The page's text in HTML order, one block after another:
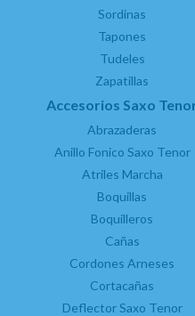
Sordinas
Tapones
Tudeles
Zapatillas
Accesorios Saxo
Abrazaderas
Anillo Fonico Saxo Tenor
Atriles Marcha
Boquillas
Boquilleros
Cañas
Cordones Arneses
Cortacañas
Deflector Saxo Tenor